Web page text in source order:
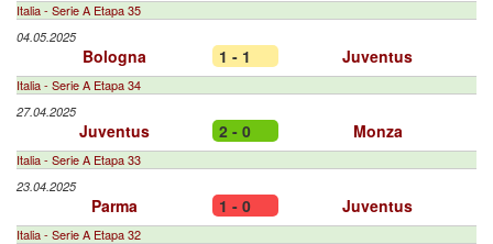
Italia - Serie A Etapa 35
04.05.2025
Bologna 1 - 1 Juventus
Italia - Serie A Etapa 34
27.04.2025
Juventus 2 - 0 Monza
Italia - Serie A Etapa 33
23.04.2025
Parma 1 - 0 Juventus
Italia - Serie A Etapa 32